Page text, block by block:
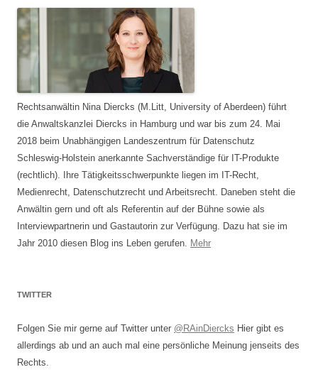
Rechtsanwältin Nina Diercks (M.Litt, University of Aberdeen) führt
die Anwaltskanzlei Diercks in Hamburg und war bis zum 24. Mai
2018 beim Unabhängigen Landeszentrum für Datenschutz
Schleswig-Holstein anerkannte Sachverständige für IT-Produkte
(rechtlich). Ihre Tätigkeitsschwerpunkte liegen im IT-Recht,
Medienrecht, Datenschutzrecht und Arbeitsrecht. Daneben steht die
Anwältin gern und oft als Referentin auf der Bühne sowie als
Interviewpartnerin und Gastautorin zur Verfügung. Dazu hat sie im
Jahr 2010 diesen Blog ins Leben gerufen. Mehr
TWITTER
Folgen Sie mir gerne auf Twitter unter @RAinDiercks Hier gibt es
allerdings ab und an auch mal eine persönliche Meinung jenseits des
Rechts.